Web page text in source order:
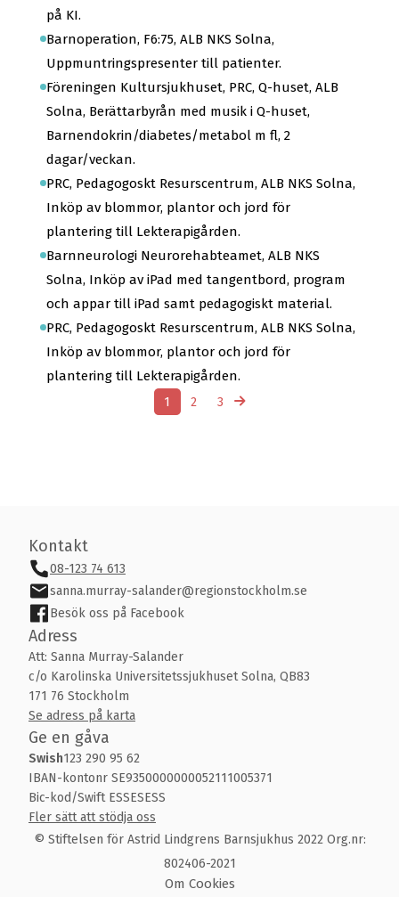
på KI.
Barnoperation, F6:75, ALB NKS Solna,
Uppmuntringspresenter till patienter.
Föreningen Kultursjukhuset, PRC, Q-huset, ALB
Solna, Berättarbyrån med musik i Q-huset,
Barnendokrin/diabetes/metabol m fl, 2
dagar/veckan.
PRC, Pedagogoskt Resurscentrum, ALB NKS Solna,
Inköp av blommor, plantor och jord för
plantering till Lekterapigården.
Barnneurologi Neurorehabteamet, ALB NKS
Solna, Inköp av iPad med tangentbord, program
och appar till iPad samt pedagogiskt material.
PRC, Pedagogoskt Resurscentrum, ALB NKS Solna,
Inköp av blommor, plantor och jord för
plantering till Lekterapigården.
1 2 3
Kontakt
08-123 74 613
sanna.murray-salander@regionstockholm.se
Besök oss på Facebook
Adress
Att: Sanna Murray-Salander
c/o Karolinska Universitetssjukhuset Solna, QB83
171 76 Stockholm
Se adress på karta
Ge en gåva
Swish123 290 95 62
IBAN-kontonr SE9350000000052111005371
Bic-kod/Swift ESSESESS
Fler sätt att stödja oss
© Stiftelsen för Astrid Lindgrens Barnsjukhus 2022 Org.nr:
802406-2021
Om Cookies